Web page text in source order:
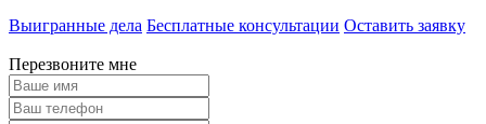
Выигранные дела Бесплатные консультации Оставить заявку
Перезвоните мне